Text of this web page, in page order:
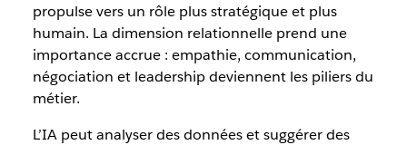
propulse vers un rôle plus stratégique et plus
humain. La dimension relationnelle prend une
importance accrue : empathie, communication,
négociation et leadership deviennent les piliers du
métier.
L’IA peut analyser des données et suggérer des